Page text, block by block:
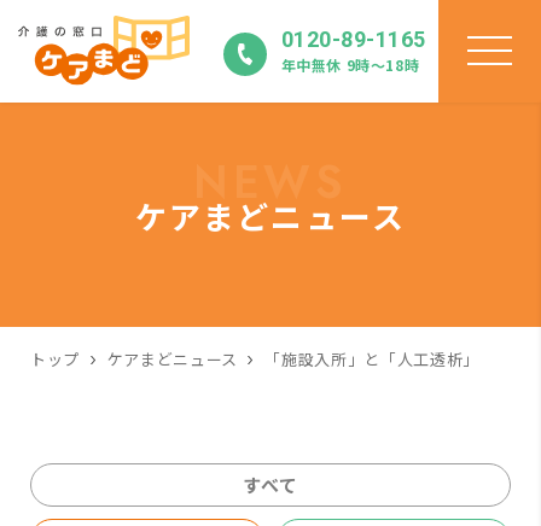
0120-89-1165
年中無休 9時〜18時
ケアまどニュース
トップ ケアまどニュース 「施設入所」と「人工透析」
すべて